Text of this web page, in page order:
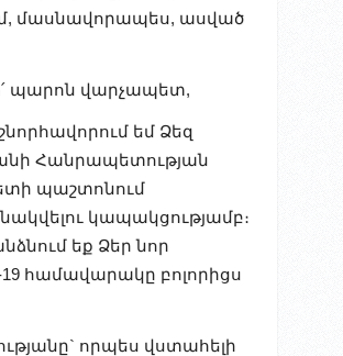
մասնավորապես, ասված
պարոն վարչապետ,
եմ Ձեզ
Հանրապետության
պաշտոնում
կապակցությամբ։
եք Ձեր նոր
համավարակը բոլորիցս
որպես վստահելի